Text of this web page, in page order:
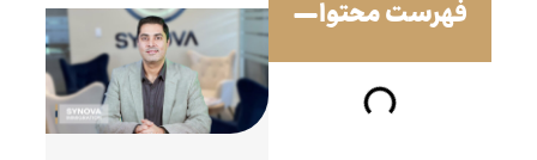
فهرست محتوا